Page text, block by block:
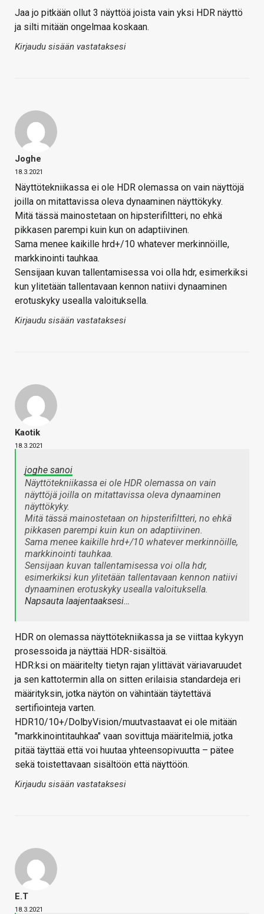
Jaa jo pitkään ollut 3 näyttöä joista vain yksi HDR näyttö
ja silti mitään ongelmaa koskaan.
Kirjaudu sisään vastataksesi
Joghe
18.3.2021
Näyttötekniikassa ei ole HDR olemassa on vain näyttöjä
joilla on mitattavissa oleva dynaaminen näyttökyky.
Mitä tässä mainostetaan on hipsterifiltteri, no ehkä
pikkasen parempi kuin kun on adaptiivinen.
Sama menee kaikille hrd+/10 whatever merkinnöille,
markkinointi tauhkaa.
Sensijaan kuvan tallentamisessa voi olla hdr, esimerkiksi
kun ylitetään tallentavaan kennon natiivi dynaaminen
erotuskyky usealla valoituksella.
Kirjaudu sisään vastataksesi
Kaotik
18.3.2021
joghe sanoi
Näyttötekniikassa ei ole HDR olemassa on vain
näyttöjä joilla on mitattavissa oleva dynaaminen
näyttökyky.
Mitä tässä mainostetaan on hipsterifiltteri, no ehkä
pikkasen parempi kuin kun on adaptiivinen.
Sama menee kaikille hrd+/10 whatever merkinnöille,
markkinointi tauhkaa.
Sensijaan kuvan tallentamisessa voi olla hdr,
esimerkiksi kun ylitetään tallentavaan kennon natiivi
dynaaminen erotuskyky usealla valoituksella.
Napsauta laajentaaksesi…
HDR on olemassa näyttötekniikassa ja se viittaa kykyyn
prosessoida ja näyttää HDR-sisältöä.
HDR:ksi on määritelty tietyn rajan ylittävät väriavaruudet
ja sen kattotermin alla on sitten erilaisia standardeja eri
määrityksin, jotka näytön on vähintään täytettävä
sertifiointeja varten.
HDR10/10+/DolbyVision/muutvastaavat ei ole mitään
"markkinointitauhkaa" vaan sovittuja määritelmiä, jotka
pitää täyttää että voi huutaa yhteensopivuutta – pätee
sekä toistettavaan sisältöön että näyttöön.
Kirjaudu sisään vastataksesi
E.T
18.3.2021